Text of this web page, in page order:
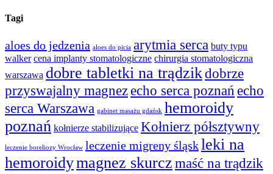
Tagi
aloes do jedzenia aloes do picia arytmia serca buty typu
walker cena implanty stomatologiczne chirurgia stomatologiczna
warszawa dobre tabletki na trądzikdobrze
przyswajalny magnezecho serca poznań echo
serca Warszawa gabinet masażu gdańsk hemoroidy
poznań kołnierze stabilizujące Kołnierz półsztywny
leczenie boreliozy Wrocław leczenie migreny śląskleki na
hemoroidymagnez skurczmaść na trądzik